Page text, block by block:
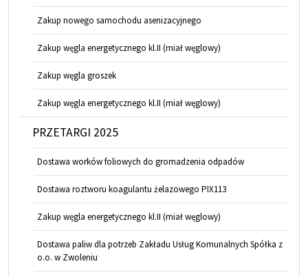
Zakup nowego samochodu asenizacyjnego
Zakup węgla energetycznego kl.II (miał węglowy)
Zakup węgla groszek
Zakup węgla energetycznego kl.II (miał węglowy)
PRZETARGI 2025
Dostawa worków foliowych do gromadzenia odpadów
Dostawa roztworu koagulantu żelazowego PIX113
Zakup węgla energetycznego kl.II (miał węglowy)
Dostawa paliw dla potrzeb Zakładu Usług Komunalnych Spółka z
o.o. w Zwoleniu